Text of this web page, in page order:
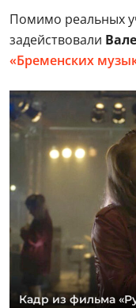
Помимо реальных
задействовали
«Бременских
Кадр из фильма